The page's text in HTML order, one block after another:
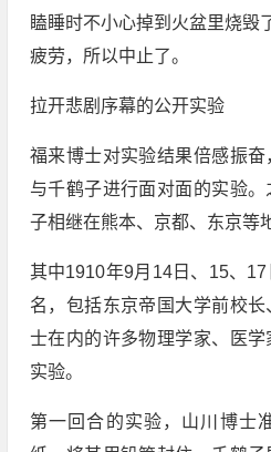
瞌睡时不小心掉到火盆里烧毁
疲劳，所以中止了。
拉开悲剧序幕的公开实验
福来博士对实验结果倍感振奋
与千鹤子进行面对面的实验
子相继在熊本、京都、东京等
其中1910年9月14日、15、
名，包括东京帝国大学前校
士在内的许多物理学家、医
实验。
第一回合的实验，山川博士